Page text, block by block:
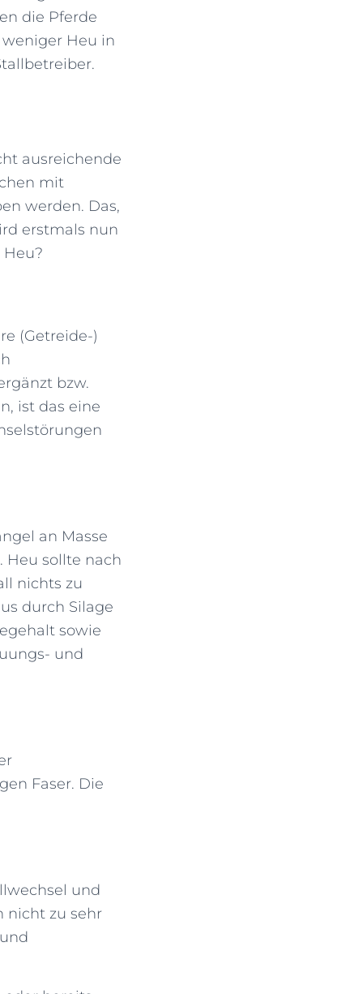
die Pferde
Heu in
ausreichende
mit
werden. Das,
erstmals nun
(Getreide-)
bzw.
ist das eine
an Masse
Heu sollte nach
nichts zu
durch Silage
sowie
und
Faser. Die
und
nicht zu sehr